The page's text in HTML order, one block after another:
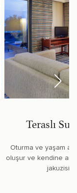
Teraslı
Oturma ve yaşam
oluşur ve kendine ait
jakuzisi